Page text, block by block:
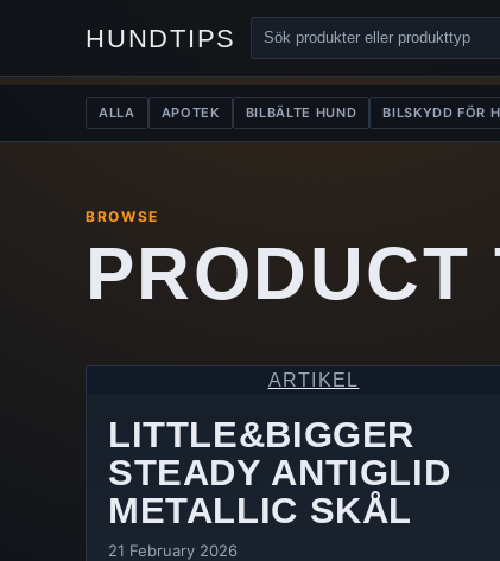
HUNDTIPS
ALLA APOTEK BILBÄLTE HUND BILSKYDD FÖR
BROWSE
PRODUCT
ARTIKEL
LITTLE&BIGGER
STEADY ANTIGLID
METALLIC SKÅL
21 February 2026